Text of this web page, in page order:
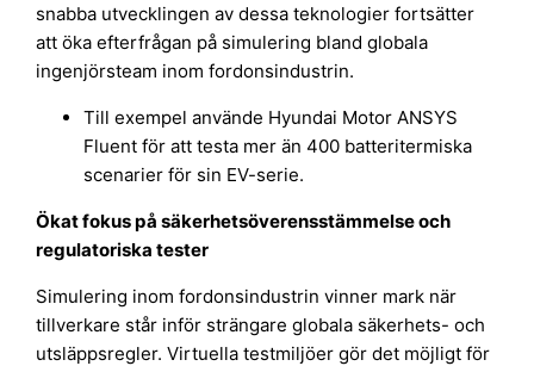
snabba utvecklingen av dessa teknologier fortsätter
att öka efterfrågan på simulering bland globala
ingenjörsteam inom fordonsindustrin.
Till exempel använde Hyundai Motor ANSYS
Fluent för att testa mer än 400 batteritermiska
scenarier för sin EV-serie.
Ökat fokus på säkerhetsöverensstämmelse och
regulatoriska tester
Simulering inom fordonsindustrin vinner mark när
tillverkare står inför strängare globala säkerhets- och
utsläppsregler. Virtuella testmiljöer gör det möjligt för